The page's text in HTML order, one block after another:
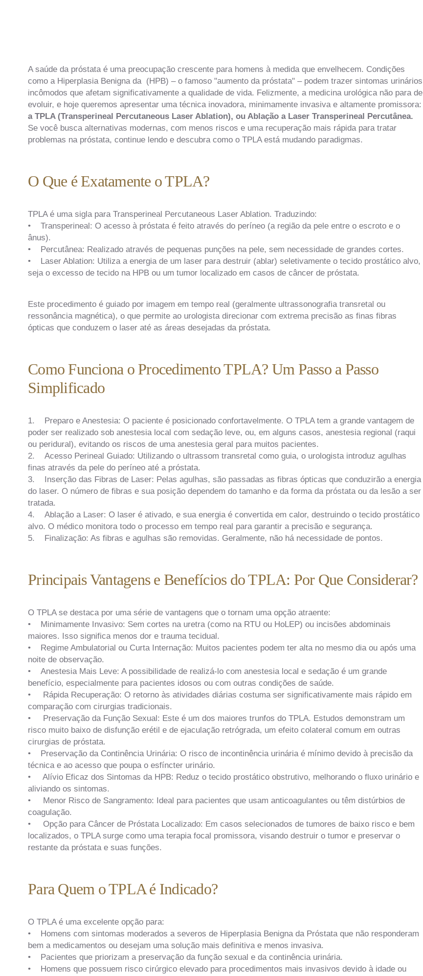
A saúde da próstata é uma preocupação crescente para homens à medida que envelhecem. Condições
como a Hiperplasia Benigna da (HPB) – o famoso "aumento da próstata" – podem trazer sintomas urinários
incômodos que afetam significativamente a qualidade de vida. Felizmente, a medicina urológica não para de
evoluir, e hoje queremos apresentar uma técnica inovadora, minimamente invasiva e altamente promissora:
a TPLA (Transperineal Percutaneous Laser Ablation), ou Ablação a Laser Transperineal Percutânea.
Se você busca alternativas modernas, com menos riscos e uma recuperação mais rápida para tratar
problemas na próstata, continue lendo e descubra como o TPLA está mudando paradigmas.
O Que é Exatamente o TPLA?
TPLA é uma sigla para Transperineal Percutaneous Laser Ablation. Traduzindo:
• Transperineal: O acesso à próstata é feito através do períneo (a região da pele entre o escroto e o
ânus).
• Percutânea: Realizado através de pequenas punções na pele, sem necessidade de grandes cortes.
• Laser Ablation: Utiliza a energia de um laser para destruir (ablar) seletivamente o tecido prostático alvo,
seja o excesso de tecido na HPB ou um tumor localizado em casos de câncer de próstata.
Este procedimento é guiado por imagem em tempo real (geralmente ultrassonografia transretal ou
ressonância magnética), o que permite ao urologista direcionar com extrema precisão as finas fibras
ópticas que conduzem o laser até as áreas desejadas da próstata.
Como Funciona o Procedimento TPLA? Um Passo a Passo
Simplificado
1. Preparo e Anestesia: O paciente é posicionado confortavelmente. O TPLA tem a grande vantagem de
poder ser realizado sob anestesia local com sedação leve, ou, em alguns casos, anestesia regional (raqui
ou peridural), evitando os riscos de uma anestesia geral para muitos pacientes.
2. Acesso Perineal Guiado: Utilizando o ultrassom transretal como guia, o urologista introduz agulhas
finas através da pele do períneo até a próstata.
3. Inserção das Fibras de Laser: Pelas agulhas, são passadas as fibras ópticas que conduzirão a energia
do laser. O número de fibras e sua posição dependem do tamanho e da forma da próstata ou da lesão a ser
tratada.
4. Ablação a Laser: O laser é ativado, e sua energia é convertida em calor, destruindo o tecido prostático
alvo. O médico monitora todo o processo em tempo real para garantir a precisão e segurança.
5. Finalização: As fibras e agulhas são removidas. Geralmente, não há necessidade de pontos.
Principais Vantagens e Benefícios do TPLA: Por Que Considerar?
O TPLA se destaca por uma série de vantagens que o tornam uma opção atraente:
• Minimamente Invasivo: Sem cortes na uretra (como na RTU ou HoLEP) ou incisões abdominais
maiores. Isso significa menos dor e trauma tecidual.
• Regime Ambulatorial ou Curta Internação: Muitos pacientes podem ter alta no mesmo dia ou após uma
noite de observação.
• Anestesia Mais Leve: A possibilidade de realizá-lo com anestesia local e sedação é um grande
benefício, especialmente para pacientes idosos ou com outras condições de saúde.
• Rápida Recuperação: O retorno às atividades diárias costuma ser significativamente mais rápido em
comparação com cirurgias tradicionais.
• Preservação da Função Sexual: Este é um dos maiores trunfos do TPLA. Estudos demonstram um
risco muito baixo de disfunção erétil e de ejaculação retrógrada, um efeito colateral comum em outras
cirurgias de próstata.
• Preservação da Continência Urinária: O risco de incontinência urinária é mínimo devido à precisão da
técnica e ao acesso que poupa o esfíncter urinário.
• Alívio Eficaz dos Sintomas da HPB: Reduz o tecido prostático obstrutivo, melhorando o fluxo urinário e
aliviando os sintomas.
• Menor Risco de Sangramento: Ideal para pacientes que usam anticoagulantes ou têm distúrbios de
coagulação.
• Opção para Câncer de Próstata Localizado: Em casos selecionados de tumores de baixo risco e bem
localizados, o TPLA surge como uma terapia focal promissora, visando destruir o tumor e preservar o
restante da próstata e suas funções.
Para Quem o TPLA é Indicado?
O TPLA é uma excelente opção para:
• Homens com sintomas moderados a severos de Hiperplasia Benigna da Próstata que não responderam
bem a medicamentos ou desejam uma solução mais definitiva e menos invasiva.
• Pacientes que priorizam a preservação da função sexual e da continência urinária.
• Homens que possuem risco cirúrgico elevado para procedimentos mais invasivos devido à idade ou